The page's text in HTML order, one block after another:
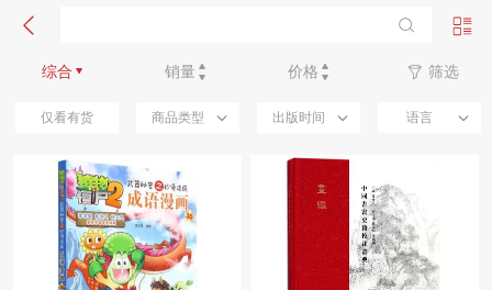
综合 销量 价格 筛选
新品优先
仅看有货 商品类型 出版时间 语言